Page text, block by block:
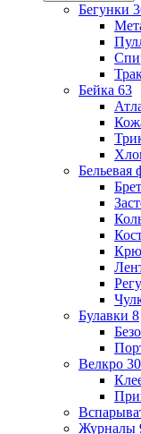
Бегунки
Бейка 63
Бельевая
Булавки 8
Велкро 30
Журналы